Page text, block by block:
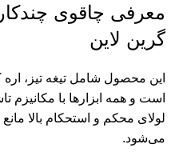
گرین لاین
این محصول شامل تیغه تیز،
است و همه ابزارها با مکانیزم
لولای محکم و استحکام بالا مانع
می‌شود.